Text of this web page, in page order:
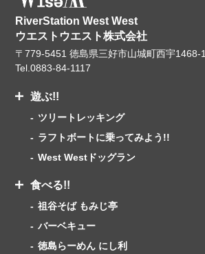
RiverStation West West
ウエストウエスト株式会社
〒779-5451 徳島県三好市山城町西宇1468-1
Tel.0883-84-1117
遊ぶ!!
ツリートレッキング
ラフトボートに乗ってみよう!!
West Westドッグラン
食べる!!
祖谷そば もみじ亭
バーベキュー
徳島らーめん にし利